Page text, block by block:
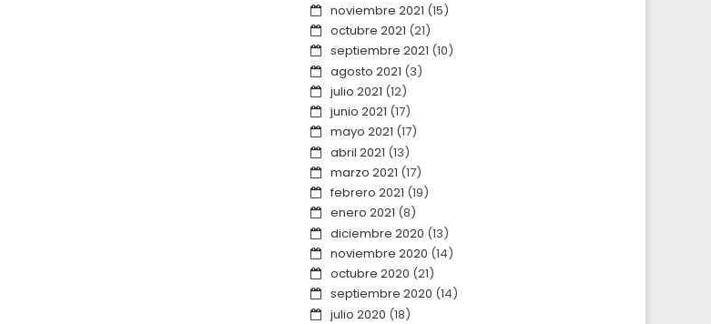
noviembre 2021 (15)
octubre 2021 (21)
septiembre 2021 (10)
agosto 2021 (3)
julio 2021 (12)
junio 2021 (17)
mayo 2021 (17)
abril 2021 (13)
marzo 2021 (17)
febrero 2021 (19)
enero 2021 (8)
diciembre 2020 (13)
noviembre 2020 (14)
octubre 2020 (21)
septiembre 2020 (14)
julio 2020 (18)